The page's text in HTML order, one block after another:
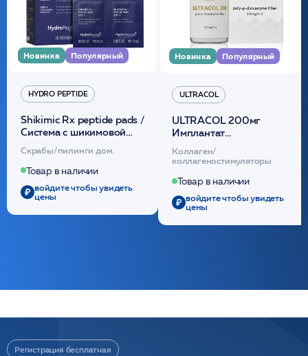
Новинка Популярный
HYDRO PEPTIDE
Shikimic Rx peptide pads /
Cистема с шикимовой
кислотой обновляющая
(30шт) /HP
Скрабы/пилинги дом.
Товар в наличии
войдите чтобы увидеть
цены
Новинка Популярный
ULTRACOL
ULTRACOL 200мг
Имплантат
внутридермальный,
стерильный на основе
полидиоксанона
/ULTRACOL
Коллаген/
коллагеностимуляторы
Товар в наличии
войдите чтобы увидеть
цены
Регистрация бесплатная